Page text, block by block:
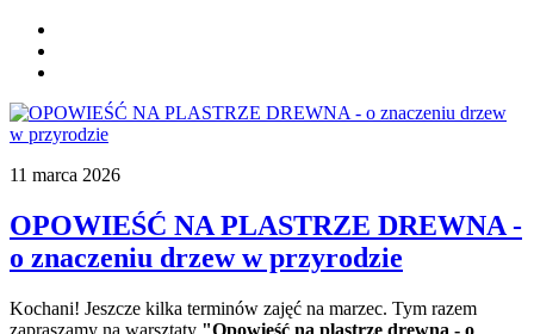
11 marca 2026
OPOWIEŚĆ NA PLASTRZE DREWNA -
o znaczeniu drzew w przyrodzie
Kochani! Jeszcze kilka terminów zajęć na marzec. Tym razem
zapraszamy na warsztaty "Opowieść na plastrze drewna - o